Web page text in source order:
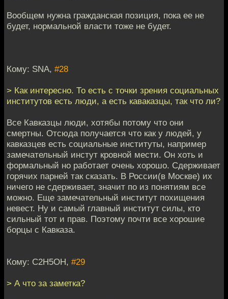
Вообщем нужна гражданская позиция, пока ее не
будет, нормальной власти тоже не будет.
Кому: SNA, #28
> Как интересно. То есть с точки зрения социальных
институтов есть люди, а есть каваказцы, так что ли?
Все Кавказцы люди, хотябы потому что они
смертны. Отсюда получается что как у людей, у
кавказцев есть социальные институты, например
замечательный инстут кровной мести. Он хоть и
формальный но работает очень хорошо. Сдерживает
горячих парней так сказать. В России(в Москве) их
ничего не сдерживает, значит по из понятиям все
можно. Еще замечательный институт похищения
невест. Ну и самый главный институт силы, кто
сильный тот и прав. Поэтому почти все хорошие
борцы с Кавказа.
Кому: C2H5OH, #29
> А что за заметка?